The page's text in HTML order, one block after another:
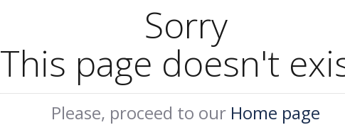
Sorry
This page doesn't
Please, proceed to our Home page